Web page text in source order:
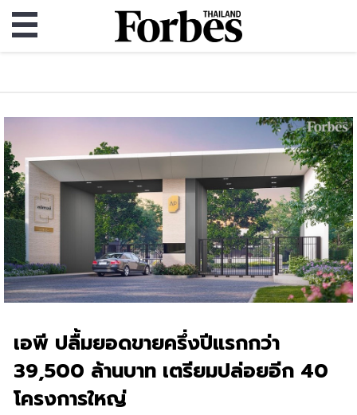
เอพี ปลื้มยอดขายครึ่งปีแรกกว่า
39,500 ล้านบาท เตรียมปล่อยอีก 40
โครงการใหญ่